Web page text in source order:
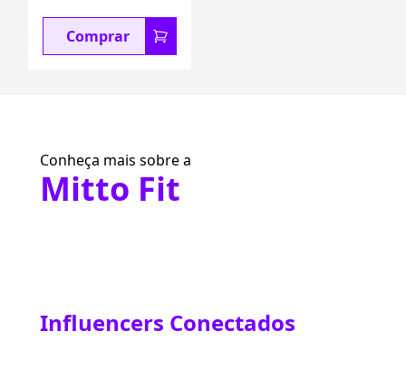
Comprar
Conheça mais sobre a
Mitto Fit
Influencers Conectados